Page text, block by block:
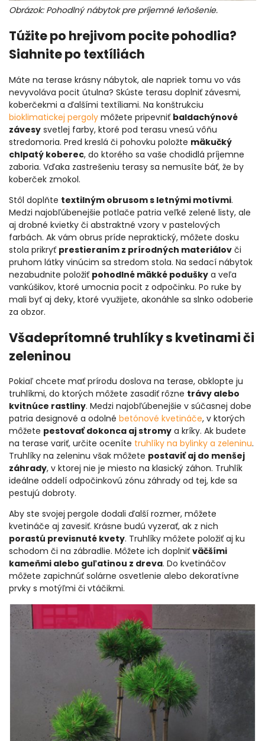
Obrázok: Pohodlný nábytok pre príjemné leňošenie.
Túžite po hrejivom pocite pohodlia?
Siahnite po textíliách
Máte na terase krásny nábytok, ale napriek tomu vo vás
nevyvoláva pocit útulna? Skúste terasu doplniť závesmi,
koberčekmi a ďalšími textíliami. Na konštrukciu
bioklimatickej pergoly môžete pripevniť baldachýnové
závesy svetlej farby, ktoré pod terasu vnesú vôňu
stredomoria. Pred kreslá či pohovku položte mäkučký
chlpatý koberec, do ktorého sa vaše chodidlá príjemne
zaboria. Vďaka zastrešeniu terasy sa nemusíte báť, že by
koberček zmokol.
Stôl doplňte textilným obrusom s letnými motívmi.
Medzi najobľúbenejšie potlače patria veľké zelené listy, ale
aj drobné kvietky či abstraktné vzory v pastelových
farbách. Ak vám obrus príde nepraktický, môžete dosku
stola prikryť prestieraním z prírodných materiálov či
pruhom látky vinúcim sa stredom stola. Na sedací nábytok
nezabudnite položiť pohodlné mäkké podušky a veľa
vankúšikov, ktoré umocnia pocit z odpočinku. Po ruke by
mali byť aj deky, ktoré využijete, akonáhle sa slnko odoberie
za obzor.
Všadeprítomné truhlíky s kvetinami či
zeleninou
Pokiaľ chcete mať prírodu doslova na terase, obklopte ju
truhlíkmi, do ktorých môžete zasadiť rôzne trávy alebo
kvitnúce rastliny. Medzi najobľúbenejšie v súčasnej dobe
patria designové a odolné betónové kvetináče, v ktorých
môžete pestovať dokonca aj stromy a kríky. Ak budete
na terase variť, určite oceníte truhlíky na bylinky a zeleninu.
Truhlíky na zeleninu však môžete postaviť aj do menšej
záhrady, v ktorej nie je miesto na klasický záhon. Truhlík
ideálne oddelí odpočinkovú zónu záhrady od tej, kde sa
pestujú dobroty.
Aby ste svojej pergole dodali ďalší rozmer, môžete
kvetináče aj zavesiť. Krásne budú vyzerať, ak z nich
porastú previsnuté kvety. Truhlíky môžete položiť aj ku
schodom či na zábradlie. Môžete ich doplniť väčšími
kameňmi alebo guľatinou z dreva. Do kvetináčov
môžete zapichnúť solárne osvetlenie alebo dekoratívne
prvky s motýľmi či vtáčikmi.